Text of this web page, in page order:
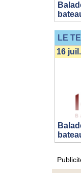
LE
16 juil.